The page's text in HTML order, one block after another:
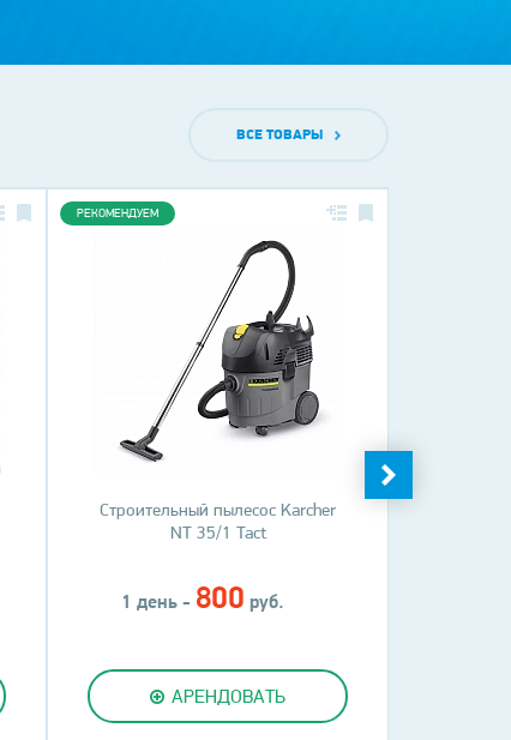
Строительный пылесос Karcher
NT 35/1 Tact
1 день - 800 руб.
АРЕНДОВАТЬ
РЕКОМЕНДУЕМ
ВСЕ ТОВАРЫ